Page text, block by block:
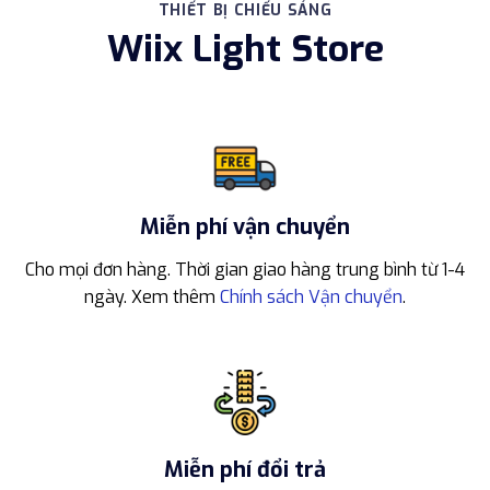
THIẾT BỊ CHIẾU SÁNG
Wiix Light Store
Miễn phí vận chuyển
Cho mọi đơn hàng. Thời gian giao hàng trung bình từ 1-4
ngày. Xem thêm Chính sách Vận chuyển.
Miễn phí đổi trả